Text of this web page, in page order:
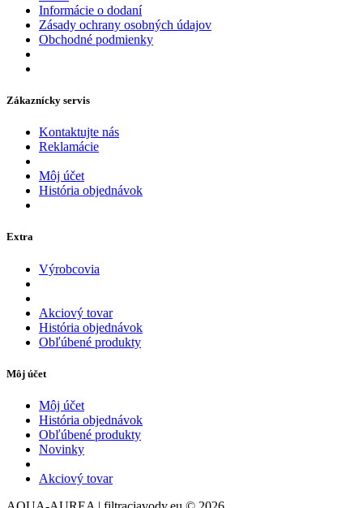
Informácie o dodaní
Zásady ochrany osobných údajov
Obchodné podmienky
Zákaznícky servis
Kontaktujte nás
Reklamácie
Môj účet
História objednávok
Extra
Výrobcovia
Akciový tovar
História objednávok
Obľúbené produkty
Môj účet
Môj účet
História objednávok
Obľúbené produkty
Novinky
Akciový tovar